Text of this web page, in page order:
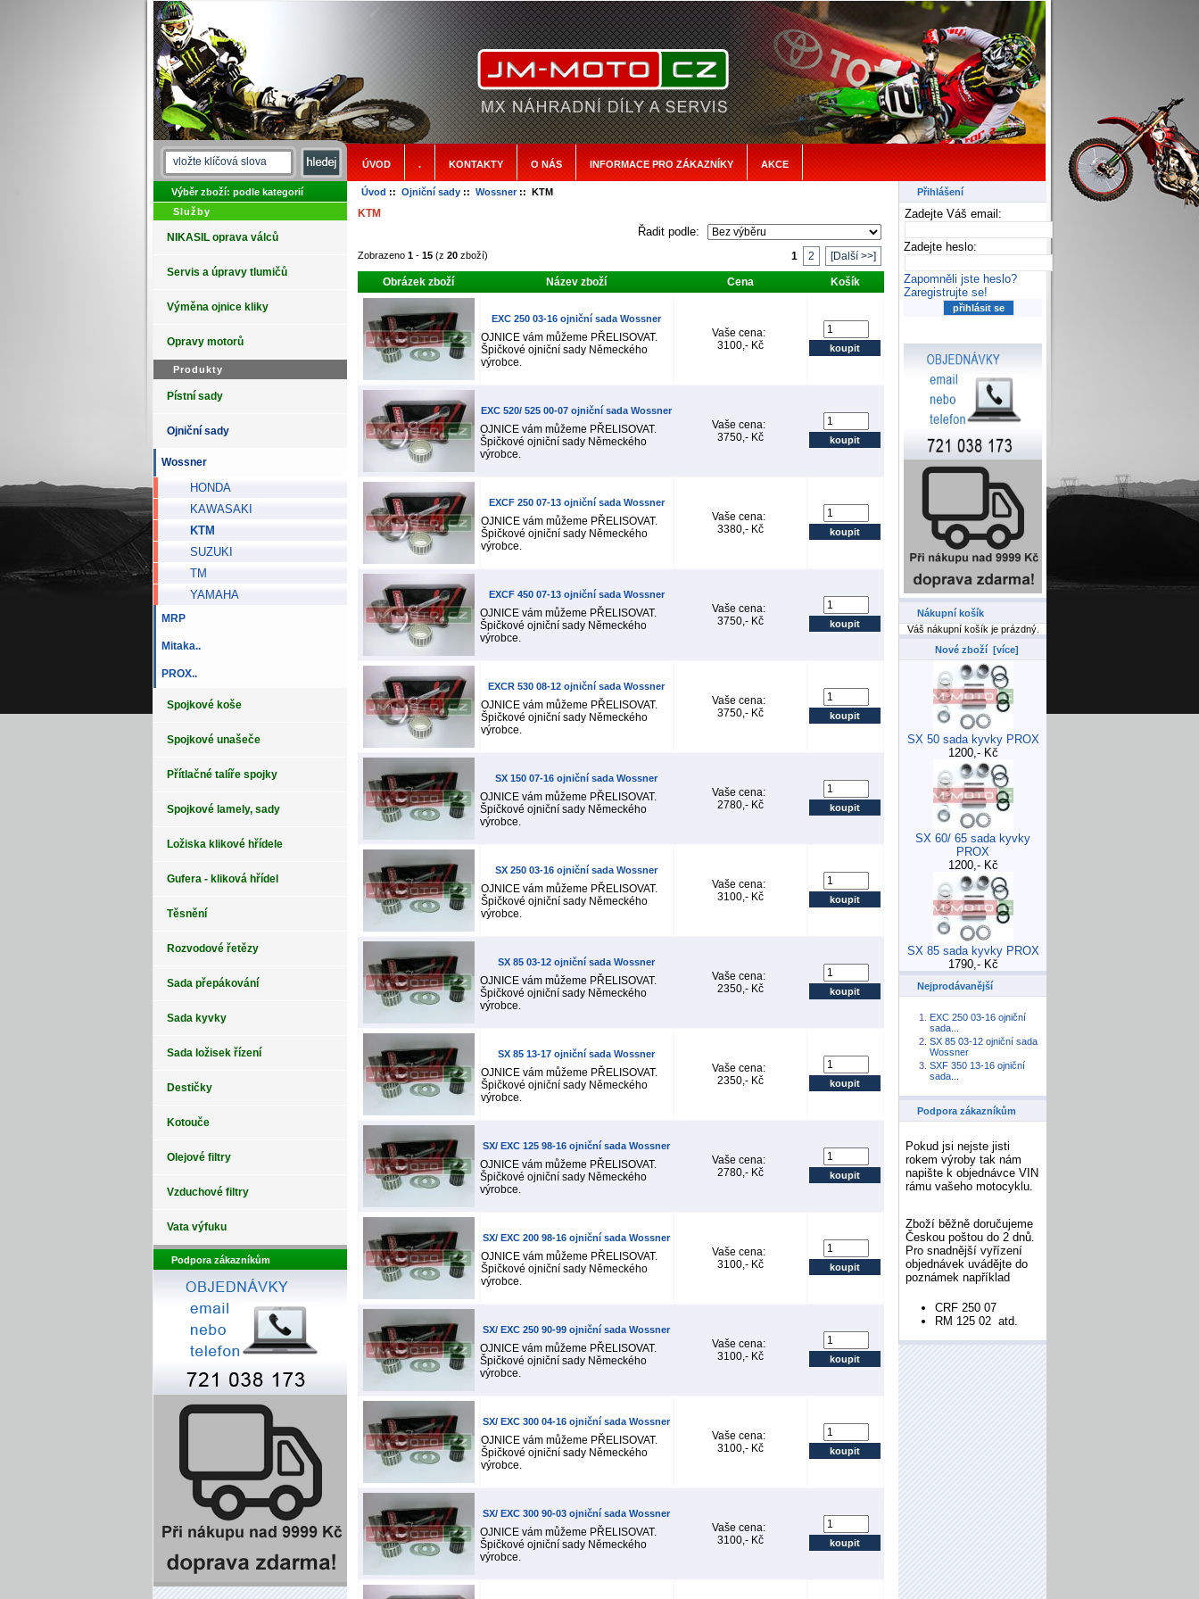
ÚVOD . KONTAKTY O NÁS INFORMACE PRO ZÁKAZNÍKY AKCE
Výběr zboží: podle kategorií
Služby
NIKASIL oprava válců
Servis a úpravy tlumičů
Výměna ojnice kliky
Opravy motorů
Produkty
Pístní sady
Ojniční sady
Wossner
HONDA
KAWASAKI
KTM
SUZUKI
TM
YAMAHA
MRP
Mitaka..
PROX..
Spojkové koše
Spojkové unašeče
Přítlačné talíře spojky
Spojkové lamely, sady
Ložiska klikové hřídele
Gufera - kliková hřídel
Těsnění
Rozvodové řetězy
Sada přepákování
Sada kyvky
Sada ložisek řízení
Destičky
Kotouče
Olejové filtry
Vzduchové filtry
Vata výfuku
Podpora zákazníkům
Úvod :: Ojniční sady:: Wossner:: KTM
KTM
Řadit podle:
Zobrazeno 1- 15(z 20zboží) 1 2 [Další >>]
Obrázek zboží Název zboží Cena Košík
EXC 250 03-16 ojniční sada Wossner
OJNICE vám můžeme PŘELISOVAT.
Špičkové ojniční sady Německého
výrobce.
Vaše cena:
3100,- Kč
EXC 520/ 525 00-07 ojniční sada Wossner
OJNICE vám můžeme PŘELISOVAT.
Špičkové ojniční sady Německého
výrobce.
Vaše cena:
3750,- Kč
EXCF 250 07-13 ojniční sada Wossner
OJNICE vám můžeme PŘELISOVAT.
Špičkové ojniční sady Německého
výrobce.
Vaše cena:
3380,- Kč
EXCF 450 07-13 ojniční sada Wossner
OJNICE vám můžeme PŘELISOVAT.
Špičkové ojniční sady Německého
výrobce.
Vaše cena:
3750,- Kč
EXCR 530 08-12 ojniční sada Wossner
OJNICE vám můžeme PŘELISOVAT.
Špičkové ojniční sady Německého
výrobce.
Vaše cena:
3750,- Kč
SX 150 07-16 ojniční sada Wossner
OJNICE vám můžeme PŘELISOVAT.
Špičkové ojniční sady Německého
výrobce.
Vaše cena:
2780,- Kč
SX 250 03-16 ojniční sada Wossner
OJNICE vám můžeme PŘELISOVAT.
Špičkové ojniční sady Německého
výrobce.
Vaše cena:
3100,- Kč
SX 85 03-12 ojniční sada Wossner
OJNICE vám můžeme PŘELISOVAT.
Špičkové ojniční sady Německého
výrobce.
Vaše cena:
2350,- Kč
SX 85 13-17 ojniční sada Wossner
OJNICE vám můžeme PŘELISOVAT.
Špičkové ojniční sady Německého
výrobce.
Vaše cena:
2350,- Kč
SX/ EXC 125 98-16 ojniční sada Wossner
OJNICE vám můžeme PŘELISOVAT.
Špičkové ojniční sady Německého
výrobce.
Vaše cena:
2780,- Kč
SX/ EXC 200 98-16 ojniční sada Wossner
OJNICE vám můžeme PŘELISOVAT.
Špičkové ojniční sady Německého
výrobce.
Vaše cena:
3100,- Kč
SX/ EXC 250 90-99 ojniční sada Wossner
OJNICE vám můžeme PŘELISOVAT.
Špičkové ojniční sady Německého
výrobce.
Vaše cena:
3100,- Kč
SX/ EXC 300 04-16 ojniční sada Wossner
OJNICE vám můžeme PŘELISOVAT.
Špičkové ojniční sady Německého
výrobce.
Vaše cena:
3100,- Kč
SX/ EXC 300 90-03 ojniční sada Wossner
OJNICE vám můžeme PŘELISOVAT.
Špičkové ojniční sady Německého
výrobce.
Vaše cena:
3100,- Kč
Přihlášení
Zadejte Váš email:
Zadejte heslo:
Zapomněli jste heslo?
Zaregistrujte se!
Nákupní košík
Váš nákupní košík je prázdný.
Nové zboží [více]
SX 50 sada kyvky PROX
1200,- Kč
SX 60/ 65 sada kyvky
PROX
1200,- Kč
SX 85 sada kyvky PROX
1790,- Kč
Nejprodávanější
EXC 250 03-16 ojniční
sada...
SX 85 03-12 ojniční sada
Wossner
SXF 350 13-16 ojniční
sada...
Podpora zákazníkům
Pokud jsi nejste jisti
rokem výroby tak nám
napište k objednávce VIN
rámu vašeho motocyklu.
Zboží běžně doručujeme
Českou poštou do 2 dnů.
Pro snadnější vyřízení
objednávek uvádějte do
poznámek například
CRF 250 07
RM 125 02 atd.